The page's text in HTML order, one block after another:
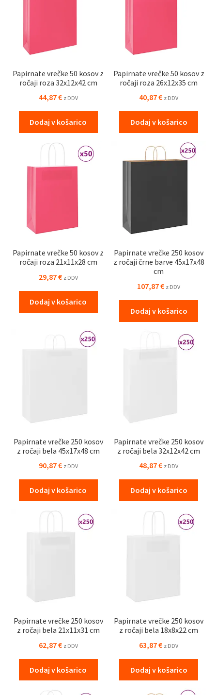
Papirnate vrečke 50 kosov z
ročaji roza 32x12x42 cm
44,87€ z DDV
Dodaj v košarico
Papirnate vrečke 50 kosov z
ročaji roza 26x12x35 cm
40,87€ z DDV
Dodaj v košarico
Papirnate vrečke 50 kosov z
ročaji roza 21x11x28 cm
29,87€ z DDV
Dodaj v košarico
Papirnate vrečke 250 kosov
z ročaji črne barve 45x17x48
cm
107,87€ z DDV
Dodaj v košarico
Papirnate vrečke 250 kosov
z ročaji bela 45x17x48 cm
90,87€ z DDV
Dodaj v košarico
Papirnate vrečke 250 kosov
z ročaji bela 32x12x42 cm
48,87€ z DDV
Dodaj v košarico
Papirnate vrečke 250 kosov
z ročaji bela 21x11x31 cm
62,87€ z DDV
Dodaj v košarico
Papirnate vrečke 250 kosov
z ročaji bela 18x8x22 cm
63,87€ z DDV
Dodaj v košarico